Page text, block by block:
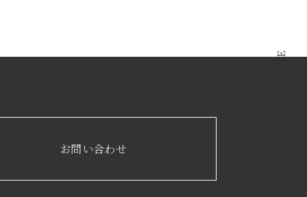
LINE
お問い合わせ